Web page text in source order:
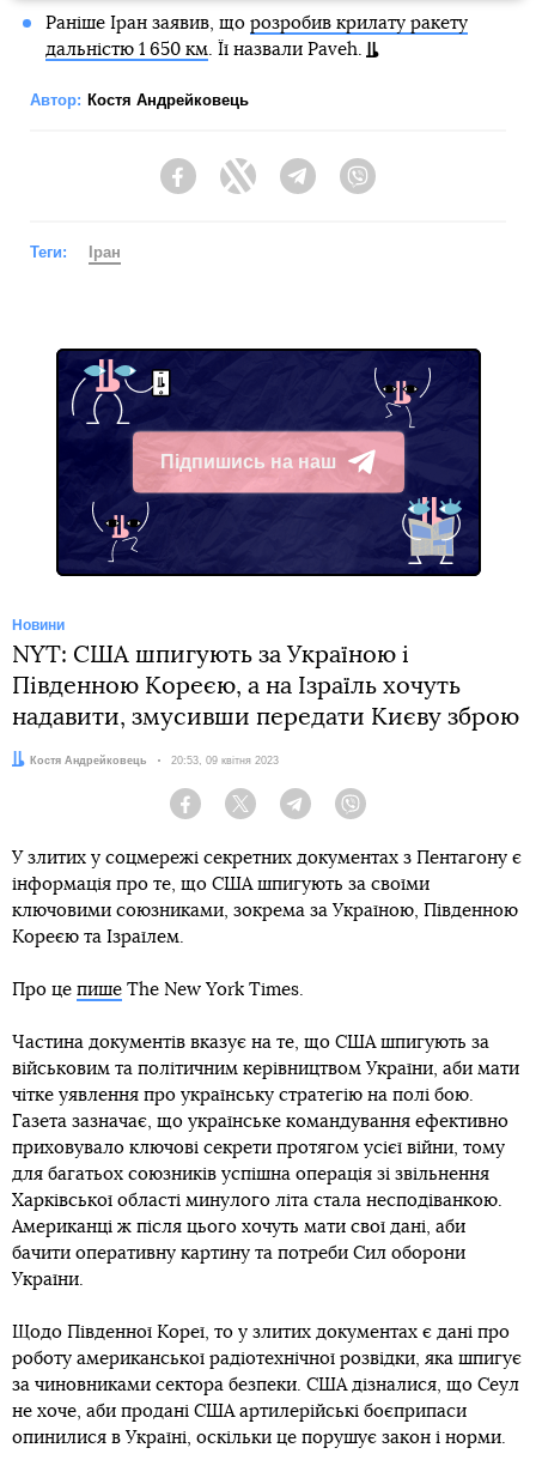
Раніше Іран заявив, що розробив крилату ракету
дальністю 1 650 км. Її назвали Paveh.
Автор: Костя Андрейковець
FacebookTwitter Telegram
Теги: Іран
Підпишись на наш
Telegram
Новини
NYT: США шпигують за Україною і
Південною Кореєю, а на Ізраїль хочуть
надавити, змусивши передати Києву зброю
Автор:Костя Андрейковець Дата:
20:53, 09 квітня 2023
Facebook Twitter Telegram
У злитих у соцмережі секретних документах з Пентагону є
інформація про те, що США шпигують за своїми
ключовими союзниками, зокрема за Україною, Південною
Кореєю та Ізраїлем.
Про це пише The New York Times.
Частина документів вказує на те, що США шпигують за
військовим та політичним керівництвом України, аби мати
чітке уявлення про українську стратегію на полі бою.
Газета зазначає, що українське командування ефективно
приховувало ключові секрети протягом усієї війни, тому
для багатьох союзників успішна операція зі звільнення
Харківської області минулого літа стала несподіванкою.
Американці ж після цього хочуть мати свої дані, аби
бачити оперативну картину та потреби Сил оборони
України.
Щодо Південної Кореї, то у злитих документах є дані про
роботу американської радіотехнічної розвідки, яка шпигує
за чиновниками сектора безпеки. США дізналися, що Сеул
не хоче, аби продані США артилерійські боєприпаси
опинилися в Україні, оскільки це порушує закон і норми.